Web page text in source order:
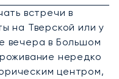
встречи в
на Тверской или у
вечера в Большом
нередко
центром,